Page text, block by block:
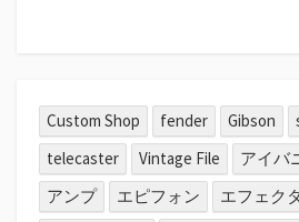
Custom Shop fender Gibson
telecaster
Vintage File アイバ
アンプ
エピフォン エフェク